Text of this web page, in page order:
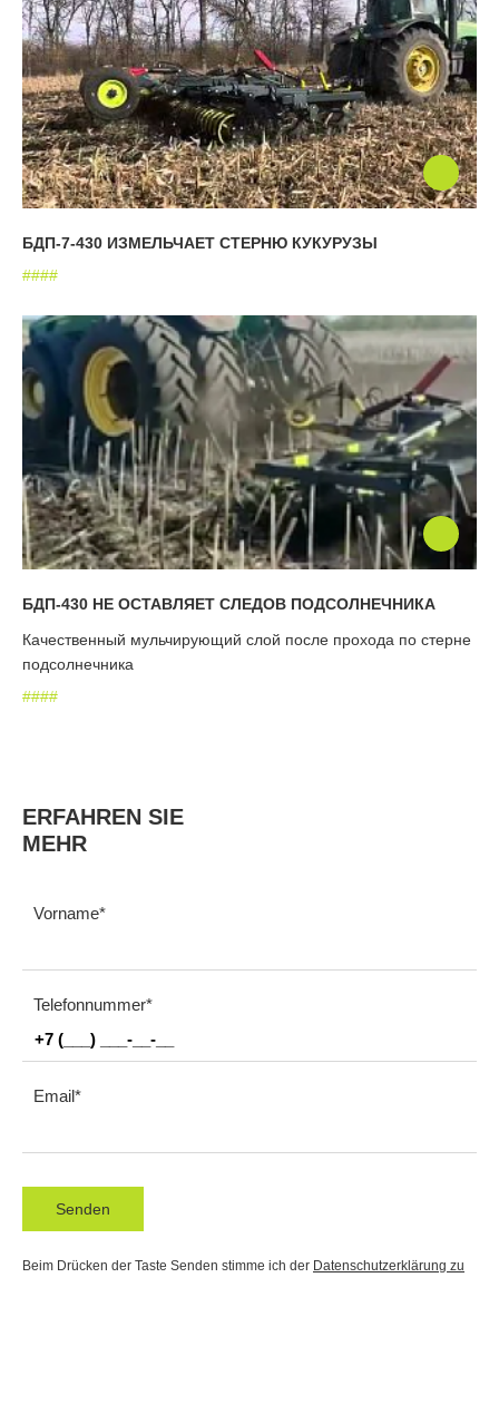
БДП-7-430 ИЗМЕЛЬЧАЕТ СТЕРНЮ КУКУРУЗЫ
####
БДП-430 НЕ ОСТАВЛЯЕТ СЛЕДОВ ПОДСОЛНЕЧНИКА
Качественный мульчирующий слой после прохода по стерне
подсолнечника
####
ERFAHREN SIE
MEHR
Vorname
Telefonnummer
Email
Senden
Beim Drücken der Taste Senden stimme ich der Datenschutzerklärung zu